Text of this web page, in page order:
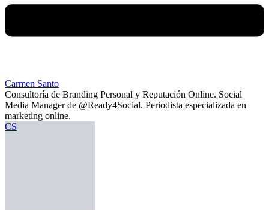
Carmen Santo
Consultoría de Branding Personal y Reputación Online. Social
Media Manager de @Ready4Social. Periodista especializada en
marketing online.
CS